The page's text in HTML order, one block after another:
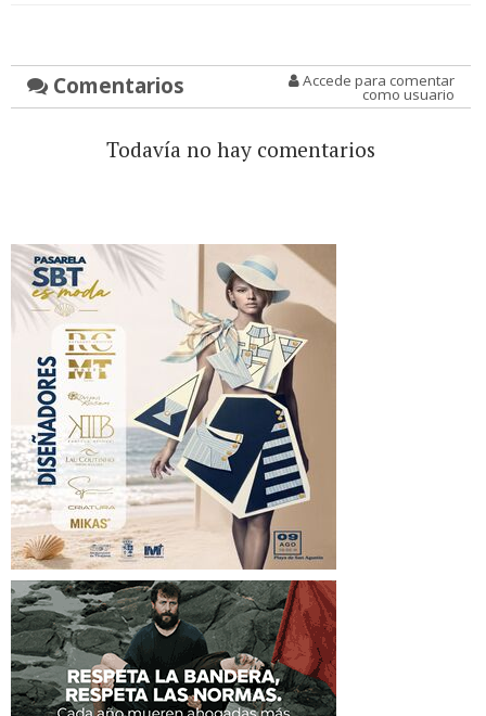
Comentarios Accede para comentar
como usuario
Todavía no hay comentarios